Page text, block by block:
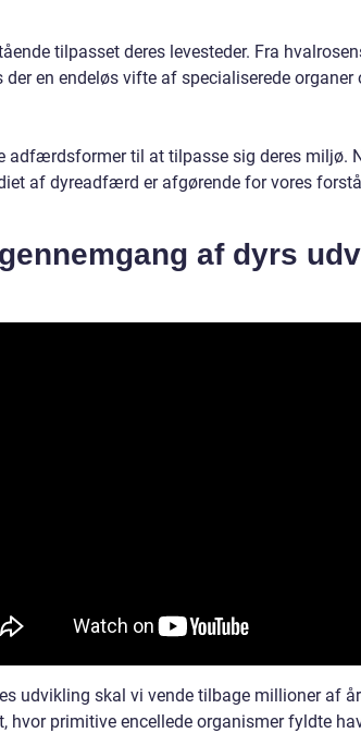
tilpasset deres levesteder. Fra
en endeløs vifte af specialiserede organer
adfærdsformer til at tilpasse sig deres miljø.
af dyreadfærd er afgørende for vores
af dyrs
udvikling skal vi vende tilbage millioner af
hvor primitive encellede organismer fyldte